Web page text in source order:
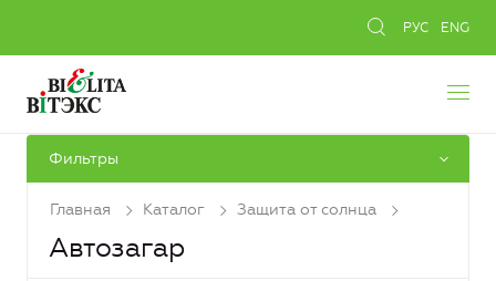
РУС ENG
Фильтры
Главная Каталог Защита от солнца
Автозагар